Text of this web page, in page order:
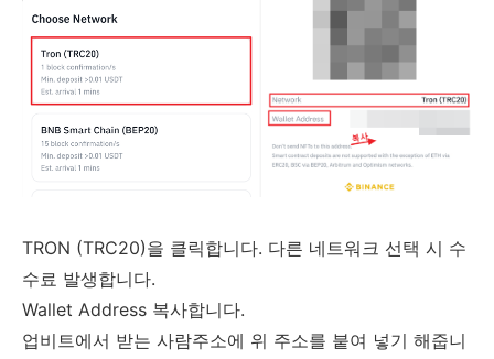
TRON (TRC20)을 클릭합니다. 다른 네트워크 선택 시 수
수료 발생합니다.
Wallet Address 복사합니다.
업비트에서 받는 사람주소에 위 주소를 붙여 넣기 해줍니